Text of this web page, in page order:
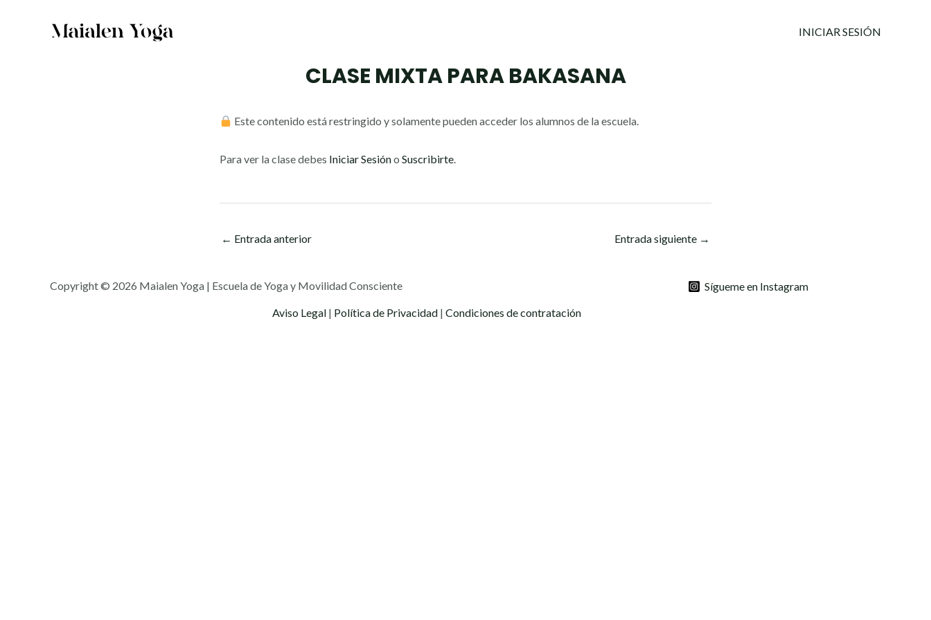
INICIAR SESIÓN
CLASE MIXTA PARA BAKASANA
Este contenido está restringido y solamente pueden acceder los alumnos de la escuela.
Para ver la clase debes Iniciar Sesióno Suscribirte
← Entrada anterior Entrada siguiente →
Copyright © 2026 Maialen Yoga | Escuela de Yoga y Movilidad Consciente
Aviso Legal| Política de Privacidad| Condiciones de contratación
Sígueme en Instagram